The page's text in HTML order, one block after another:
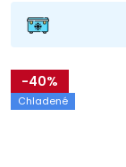
-40%
Chladené